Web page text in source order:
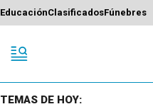
EducaciónClasificadosFúnebres
TEMAS DE HOY: